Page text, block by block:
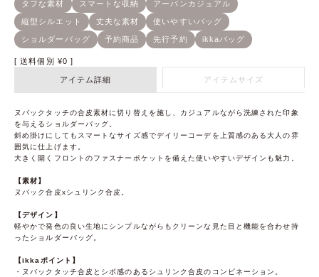
送料個別 ¥0
アイテム詳細 アイテムサイズ
ヌバックタッチの合皮素材に切り替えを施し、カジュアルながら洗練された印象
を与えるショルダーバッグ。
斜め掛けにしてもスマートなサイズ感でデイリーコーデを上質感のある大人の雰
囲気に仕上げます。
大きく開くフロントのファスナーポケットを備えた使いやすいデザインも魅力。
【素材】
ヌバック合皮xシュリンク合皮。
【デザイン】
軽やかで発色の良い生地にシンプルながらもクリーンな見た目と機能を合わせ持
ったショルダーバッグ。
【ikkaポイント】
・ヌバックタッチ合皮とシボ感のあるシュリンク合皮のコンビネーション。